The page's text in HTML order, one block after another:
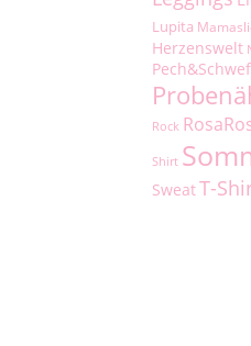
Lupita
Herzenswelt
Rock
Shirt
SweatT-